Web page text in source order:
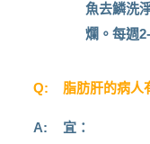
魚去鱗洗
爛。每週
Q: 脂肪肝的病人
A:
宜：